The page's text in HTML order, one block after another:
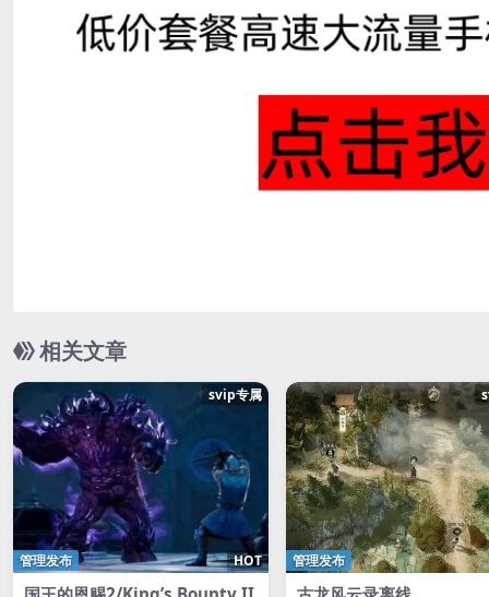
相关文章
svip专属
HOT
管理发布 管理发布